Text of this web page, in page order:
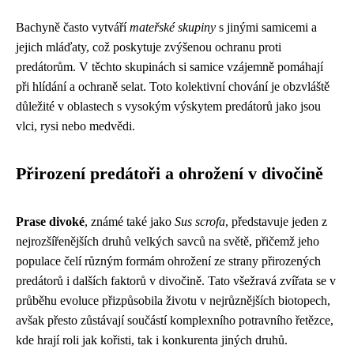
Bachyně často vytvářímateřské skupiny s jinými samicemi a
jejich mláďaty, což poskytuje zvýšenou ochranu proti
predátorům. V těchto skupinách si samice vzájemně pomáhají
při hlídání a ochraně selat. Toto kolektivní chování je obzvláště
důležité v oblastech s vysokým výskytem predátorů jako jsou
vlci, rysi nebo medvědi.
Přirození predátoři a ohrožení v divočině
Prase divoké, známé také jako Sus scrofa, představuje jeden z
nejrozšířenějších druhů velkých savců na světě, přičemž jeho
populace čelí různým formám ohrožení ze strany přirozených
predátorů i dalších faktorů v divočině. Tato všežravá zvířata se v
průběhu evoluce přizpůsobila životu v nejrůznějších biotopech,
avšak přesto zůstávají součástí komplexního potravního řetězce,
kde hrají roli jak kořisti, tak i konkurenta jiných druhů.